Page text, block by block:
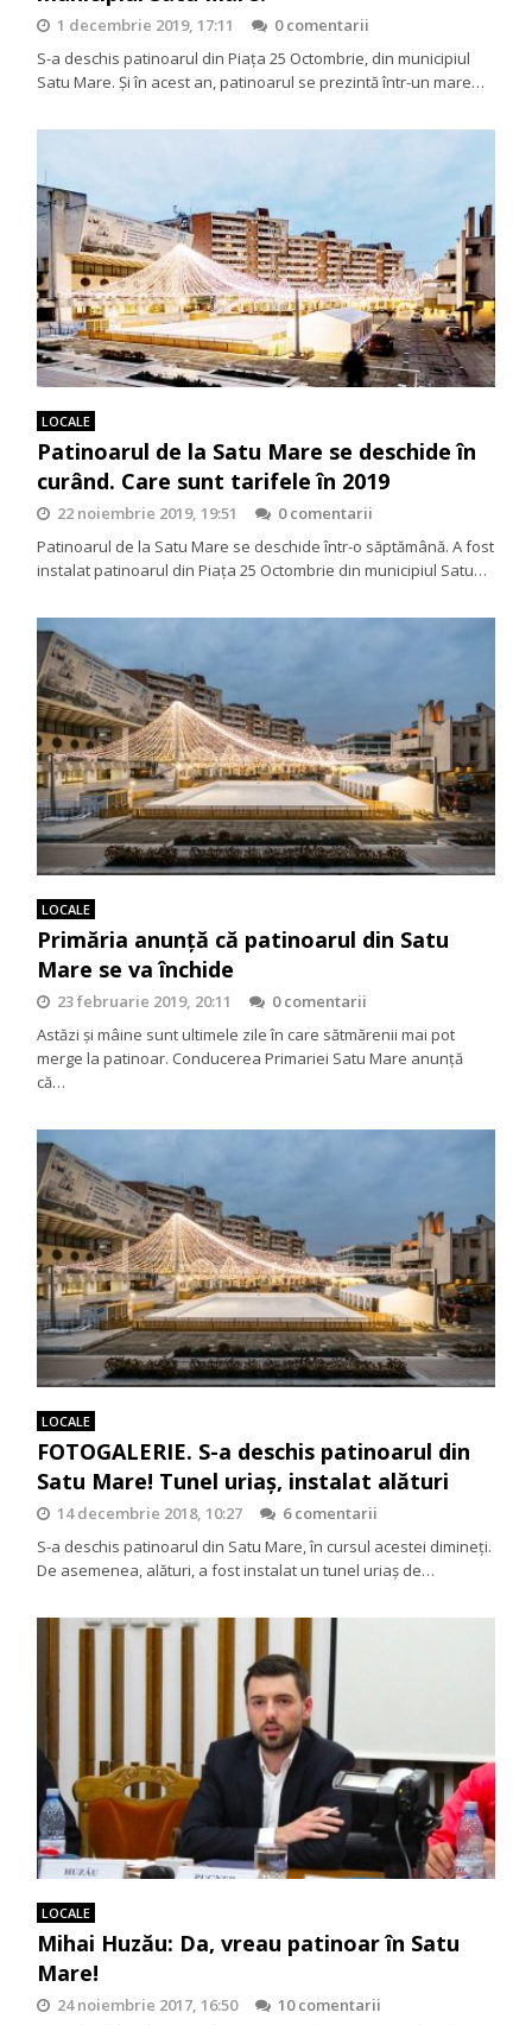
1 decembrie 2019, 17:11
0 comentarii
S-a deschis patinoarul din Piața 25 Octombrie, din municipiul
Satu Mare. Și în acest an, patinoarul se prezintă într-un mare…
LOCALE
Patinoarul de la Satu Mare se deschide în
curând. Care sunt tarifele în 2019
22 noiembrie 2019, 19:51
0 comentarii
Patinoarul de la Satu Mare se deschide într-o săptămână. A fost
instalat patinoarul din Piața 25 Octombrie din municipiul Satu…
LOCALE
Primăria anunță că patinoarul din Satu
Mare se va închide
23 februarie 2019, 20:11
0 comentarii
Astăzi și mâine sunt ultimele zile în care sătmărenii mai pot
merge la patinoar. Conducerea Primariei Satu Mare anunță
că…
LOCALE
FOTOGALERIE. S-a deschis patinoarul din
Satu Mare! Tunel uriaș, instalat alături
14 decembrie 2018, 10:27
6 comentarii
S-a deschis patinoarul din Satu Mare, în cursul acestei dimineți.
De asemenea, alături, a fost instalat un tunel uriaș de…
LOCALE
Mihai Huzău: Da, vreau patinoar în Satu
Mare!
24 noiembrie 2017, 16:50
10 comentarii